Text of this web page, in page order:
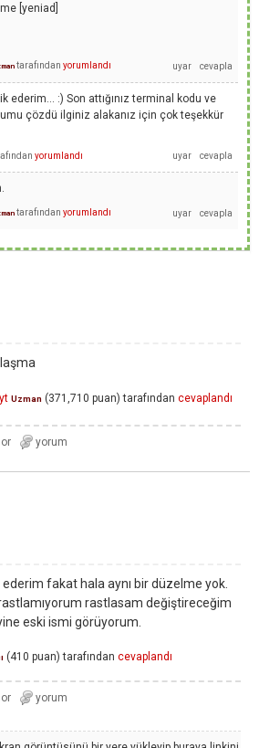
[yeniad]
tarafından yorumlandı
ederim... :) Son attığınız terminal kodu ve
çözdü ilginiz alakanız için çok teşekkür
yorumlandı
tarafından yorumlandı
Uzman (371,710 puan) tarafından cevaplandı
ederim fakat hala aynı bir düzelme yok.
rastlasam değiştireceğim
eski ismi görüyorum.
(410 puan) tarafından cevaplandı